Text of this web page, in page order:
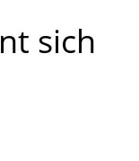
sich